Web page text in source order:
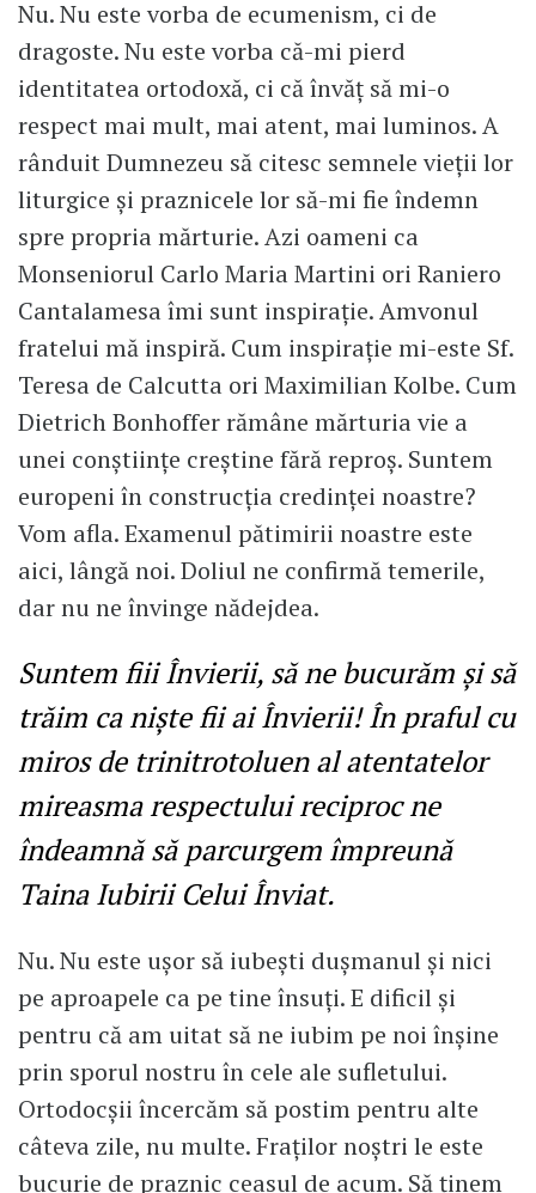
Nu. Nu este vorba de ecumenism, ci de
dragoste. Nu este vorba că-mi pierd
identitatea ortodoxă, ci că învăț să mi-o
respect mai mult, mai atent, mai luminos. A
rânduit Dumnezeu să citesc semnele vieții lor
liturgice și praznicele lor să-mi fie îndemn
spre propria mărturie. Azi oameni ca
Monseniorul Carlo Maria Martini ori Raniero
Cantalamesa îmi sunt inspirație. Amvonul
fratelui mă inspiră. Cum inspirație mi-este Sf.
Teresa de Calcutta ori Maximilian Kolbe. Cum
Dietrich Bonhoffer rămâne mărturia vie a
unei conștiințe creștine fără reproș. Suntem
europeni în construcția credinței noastre?
Vom afla. Examenul pătimirii noastre este
aici, lângă noi. Doliul ne confirmă temerile,
dar nu ne învinge nădejdea.
Suntem fiii Învierii, să ne bucurăm și să
trăim ca niște fii ai Învierii! În praful cu
miros de trinitrotoluen al atentatelor
mireasma respectului reciproc ne
îndeamnă să parcurgem împreună
Taina Iubirii Celui Înviat.
Nu. Nu este ușor să iubești dușmanul și nici
pe aproapele ca pe tine însuți. E dificil și
pentru că am uitat să ne iubim pe noi înșine
prin sporul nostru în cele ale sufletului.
Ortodocșii încercăm să postim pentru alte
câteva zile, nu multe. Fraților noștri le este
bucurie de praznic ceasul de acum. Să ținem